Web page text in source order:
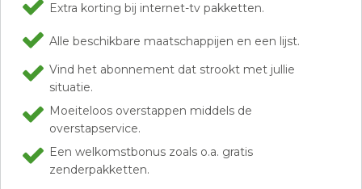
Extra korting bij internet-tv pakketten.
Alle beschikbare maatschappijen en een lijst.
Vind het abonnement dat strookt met jullie
situatie.
Moeiteloos overstappen middels de
overstapservice.
Een welkomstbonus zoals o.a. gratis
zenderpakketten.